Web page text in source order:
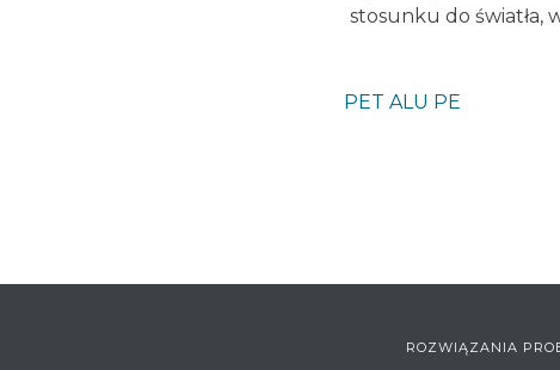
stosunku do światła,
PET ALU PE
ROZWIĄZANIA